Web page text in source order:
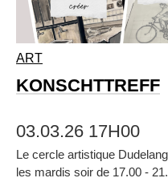
ART
KONSCHTTREFF
03.03.26 17H00
Le cercle artistique
les mardis soir de 17.00 -